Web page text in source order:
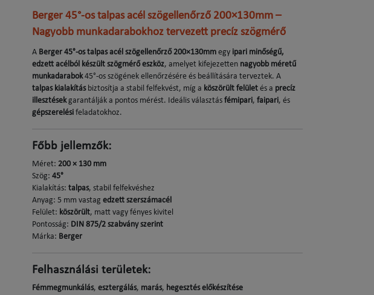
Berger 45°-os talpas acél szögellenőrző 200×130mm –
Nagyobb munkadarabokhoz tervezett precíz szögmérő
A Berger 45°-os talpas acél szögellenőrző 200×130mm egy ipari minőségű,
edzett acélból készült szögmérő eszköz, amelyet kifejezetten nagyobb méretű
munkadarabok45°-os szögének ellenőrzésére és beállítására terveztek. A
talpas kialakításbiztosítja a stabil felfekvést, míg a köszörült felület és a precíz
illesztésekgarantálják a pontos mérést. Ideális választás fémipari, faipari, és
gépszerelési feladatokhoz.
Főbb jellemzők:
Méret: 200 × 130 mm
Szög: 45°
Kialakítás: talpas, stabil felfekvéshez
Anyag: 5 mm vastag edzett szerszámacél
Felület: köszörült, matt vagy fényes kivitel
Pontosság: DIN 875/2 szabvány szerint
Márka: Berger
Felhasználási területek:
Fémmegmunkálás, esztergálás, marás, hegesztés előkészítése